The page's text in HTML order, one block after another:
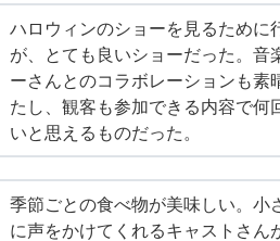
ハロウィンのショーを見るために
が、とても良いショーだった。音
ーさんとのコラボレーションも素
たし、観客も参加できる内容で何
いと思えるものだった。
季節ごとの食べ物が美味しい。小
に声をかけてくれるキャストさん